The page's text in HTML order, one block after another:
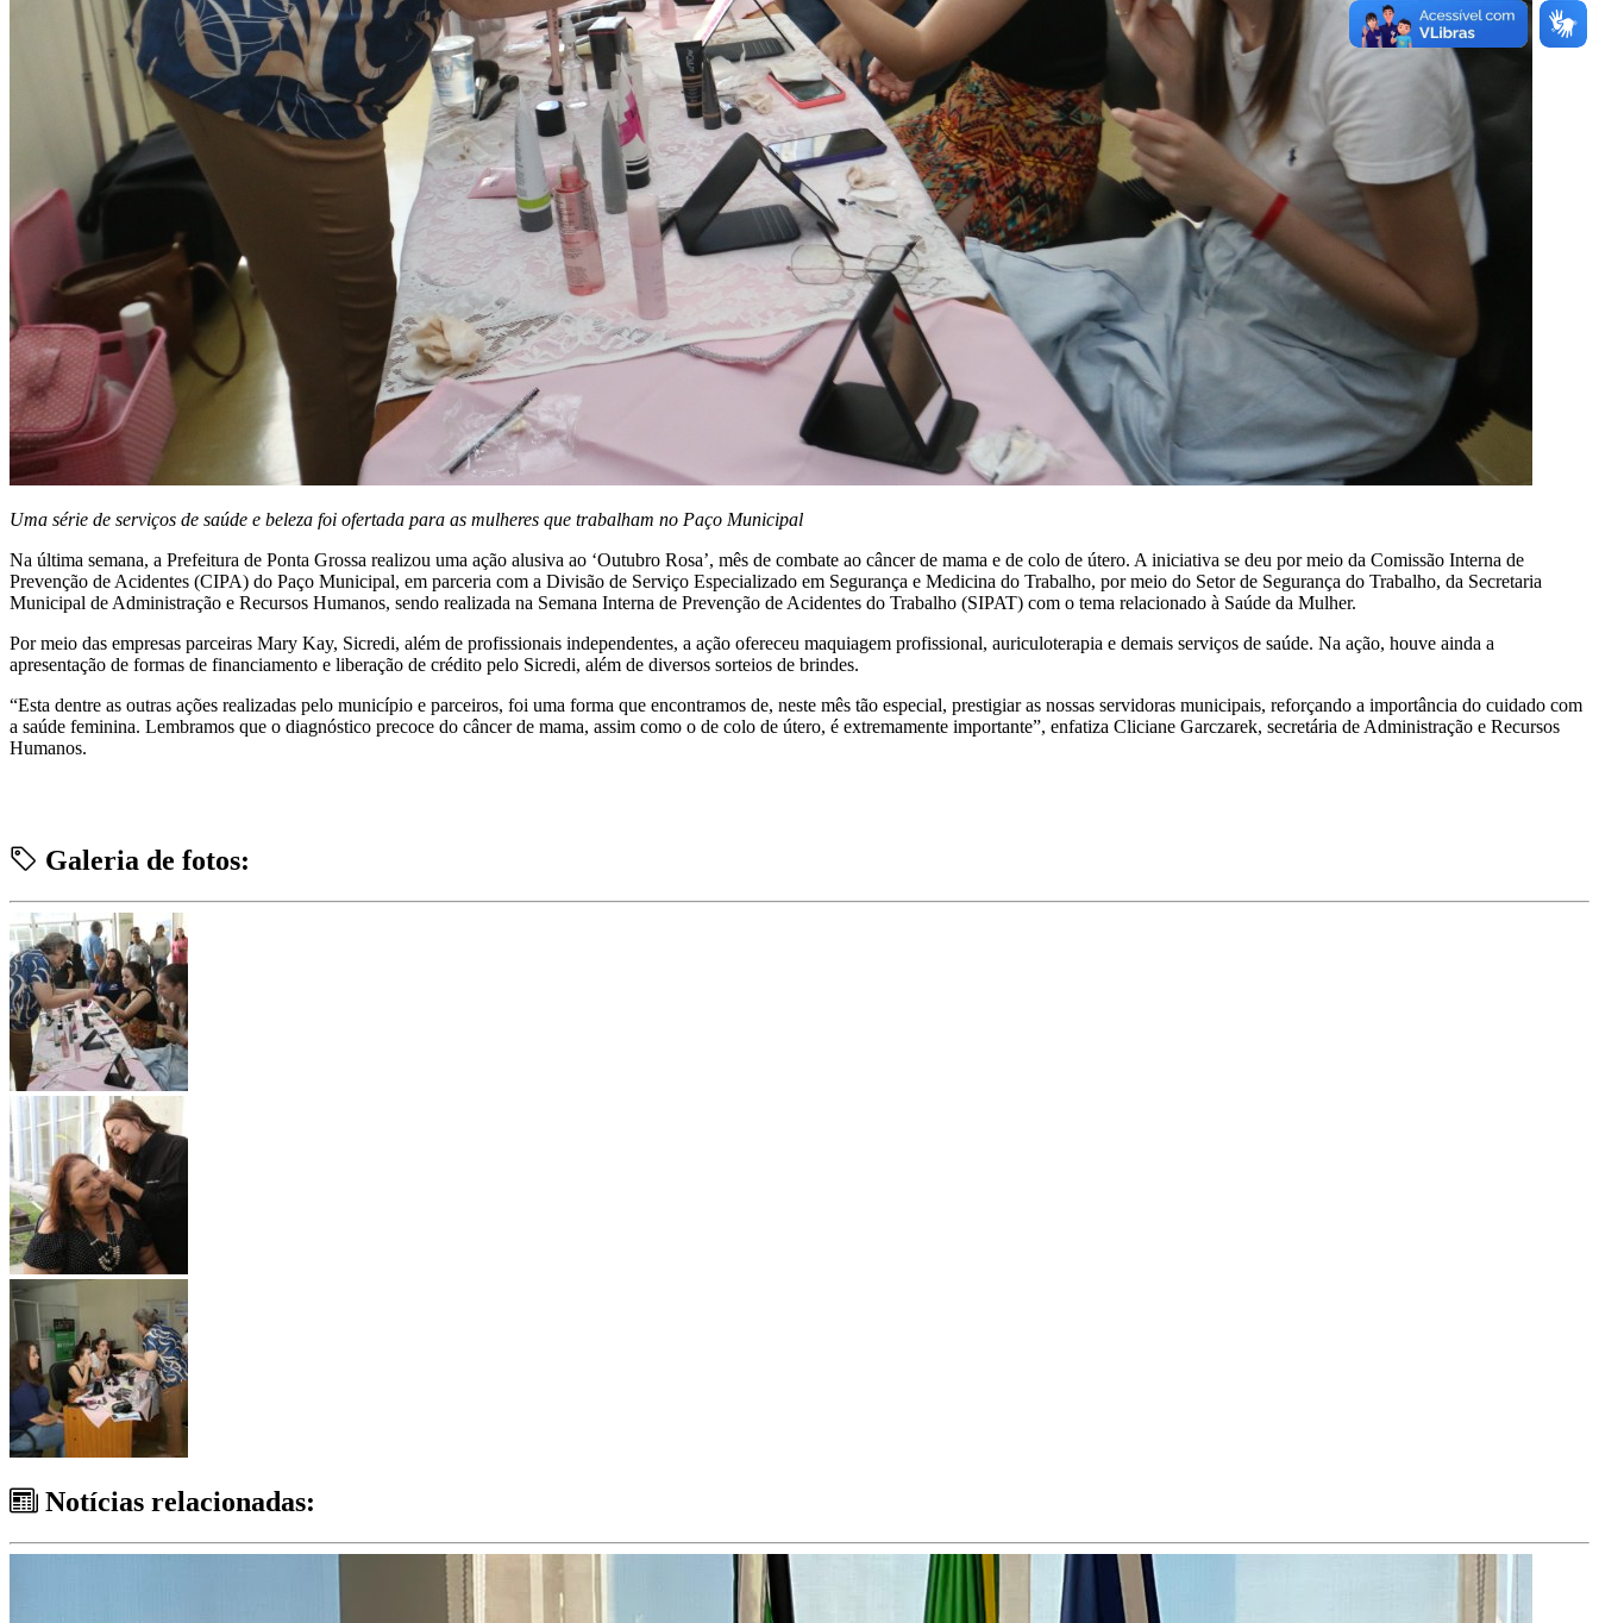
Uma série de serviços de saúde e beleza foi ofertada para as mulheres que trabalham no Paço Municipal
Na última semana, a Prefeitura de Ponta Grossa realizou uma ação alusiva ao ‘Outubro Rosa’, mês de combate ao câncer de mama e de colo de útero. A iniciativa se deu por meio da Comissão Interna de
Prevenção de Acidentes (CIPA) do Paço Municipal, em parceria com a Divisão de Serviço Especializado em Segurança e Medicina do Trabalho, por meio do Setor de Segurança do Trabalho, da Secretaria
Municipal de Administração e Recursos Humanos, sendo realizada na Semana Interna de Prevenção de Acidentes do Trabalho (SIPAT) com o tema relacionado à Saúde da Mulher.
Por meio das empresas parceiras Mary Kay, Sicredi, além de profissionais independentes, a ação ofereceu maquiagem profissional, auriculoterapia e demais serviços de saúde. Na ação, houve ainda a
apresentação de formas de financiamento e liberação de crédito pelo Sicredi, além de diversos sorteios de brindes.
“Esta dentre as outras ações realizadas pelo município e parceiros, foi uma forma que encontramos de, neste mês tão especial, prestigiar as nossas servidoras municipais, reforçando a importância do cuidado com
a saúde feminina. Lembramos que o diagnóstico precoce do câncer de mama, assim como o de colo de útero, é extremamente importante”, enfatiza Cliciane Garczarek, secretária de Administração e Recursos
Humanos.
Galeria de fotos:
Notícias relacionadas: